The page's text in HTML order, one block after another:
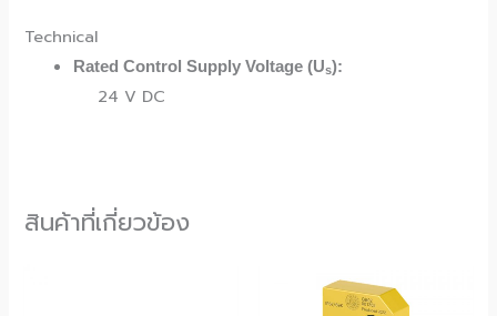
Technical
Rated Control Supply Voltage (Us):
24 V DC
สินค้าที่เกี่ยวข้อง